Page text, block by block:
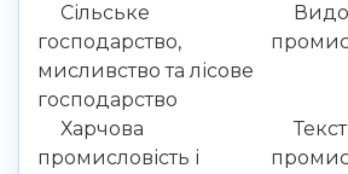
Сільське
господарство,
мисливство та лісове
господарство
Харчова
промисловість і